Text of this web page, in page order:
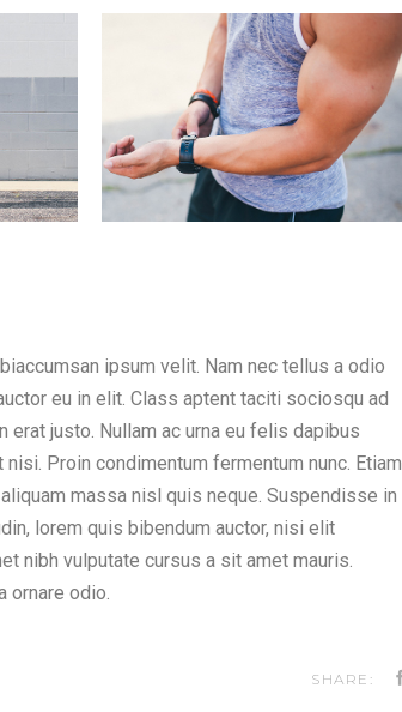
ipsum velit. Nam nec tellus a odio
eu in elit. Class aptent taciti sociosqu ad
justo. Nullam ac urna eu felis dapibus
Proin condimentum fermentum nunc. Etiam
massa nisl quis neque. Suspendisse in
lorem quis bibendum auctor, nisi elit
nibh vulputate cursus a sit amet mauris.
ornare odio.
SHARE: